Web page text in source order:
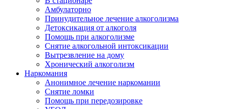
Амбулаторно
Принудительное лечение алкоголизма
Детоксикация от алкоголя
Помощь при алкоголизме
Снятие алкогольной интоксикации
Вытрезвление на дому
Хронический алкоголизм
Наркомания
Анонимное лечение наркомании
Снятие ломки
Помощь при передозировке